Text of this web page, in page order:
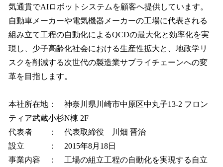
気通貫でAIロボットシステムを顧客へ提供しています。
自動車メーカーや電気機器メーカーの工場に代表される
組み⽴て⼯程の⾃動化によるQCDの最大化と効率化を実
現し、少子高齢化社会における生産性拡大と、地政学リ
スクを削減する次世代の製造業サプライチェーンへの変
革を目指します。
本社所在地： 神奈川県川崎市中原区中丸子13-2 フロン
ティア武蔵小杉N棟 2F
代表者 ： 代表取締役 川畑 晋治
設立 ： 2015年8月18日
事業内容 ： 工場の組立工程の自動化を実現する自立